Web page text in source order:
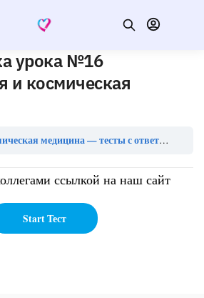
урока №16
и космическая
Авиационная и космическая медицина — тесты с ответами
ссылкой на наш сайт